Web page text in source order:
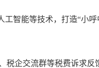
智能等技术，打造“小呼
税企交流群等税费诉求反